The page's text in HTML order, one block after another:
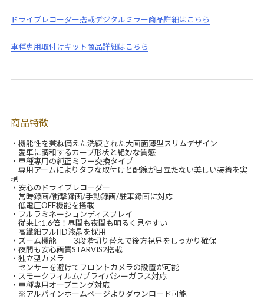
ドライブレコーダー搭載デジタルミラー商品詳細はこちら
車種専用取付けキット商品詳細はこちら
商品特徴
・機能性を兼ね備えた洗練された大画面薄型スリムデザイン
愛車に調和するカーブ形状と絶妙な質感
・車種専用の純正ミラー交換タイプ
専用アームによりタフな取付けと配線が目立たない美しい装着を実
現
・安心のドライブレコーダー
常時録画/衝撃録画/手動録画/駐車録画に対応
低電圧OFF機能を搭載
・フルラミネーションディスプレイ
従来比1.6倍！昼間も夜間も明るく見やすい
高繊細フルHD液晶を採用
・ズーム機能 3段階切り替えで後方視界をしっかり確保
・夜間も安心画質STARVIS2搭載
・独立型カメラ
センサーを避けてフロントカメラの設置が可能
・スモークフィルム/プライバシーガラス対応
・車種専用オープニング対応
※アルパインホームページよりダウンロード可能